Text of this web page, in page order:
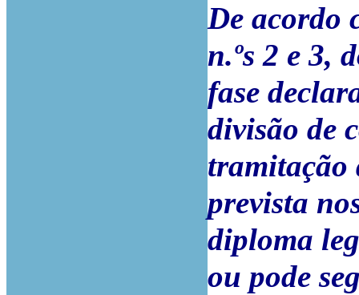
De acordo
n.ºs 2 e 3,
fase
divisão de
tramitação
prevista
diploma
ou pode